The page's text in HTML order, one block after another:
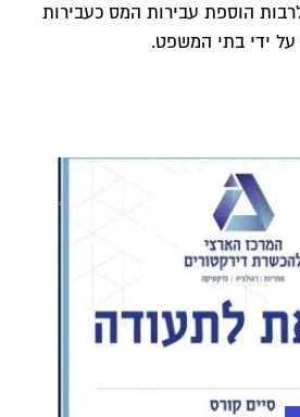
הוספת עבירות המס כעבירות
על ידי בתי המשפט.